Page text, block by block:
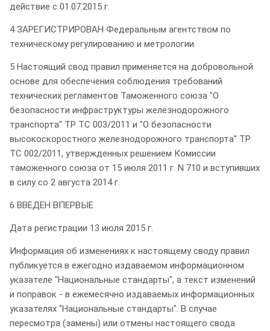
действие с 01.07.2015 г.
4 ЗАРЕГИСТРИРОВАН Федеральным агентством по
техническому регулированию и метрологии.
5 Настоящий свод правил применяется на добровольной
основе для обеспечения соблюдения требований
технических регламентов Таможенного союза "О
безопасности инфраструктуры железнодорожного
транспорта" ТР ТС 003/2011 и "О безопасности
высокоскоростного железнодорожного транспорта" ТР
ТС 002/2011, утвержденных решением Комиссии
таможенного союза от 15 июля 2011 г. N 710 и вступивших
в силу со 2 августа 2014 г.
6 ВВЕДЕН ВПЕРВЫЕ
Дата регистрации 13 июля 2015 г.
Информация об изменениях к настоящему своду правил
публикуется в ежегодно издаваемом информационном
указателе "Национальные стандарты", а текст изменений
и поправок - в ежемесячно издаваемых информационных
указателях "Национальные стандарты". В случае
пересмотра (замены) или отмены настоящего свода